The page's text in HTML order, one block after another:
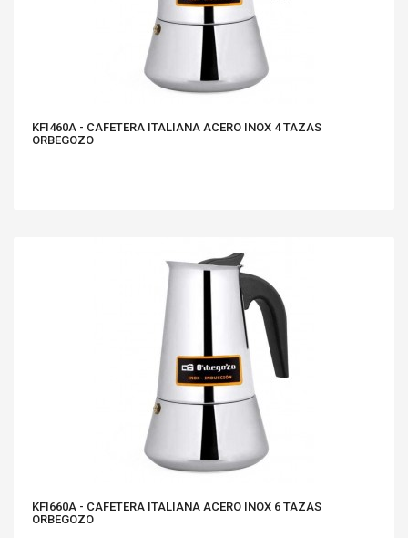
KFI460A - CAFETERA ITALIANA ACERO INOX 4 TAZAS
ORBEGOZO
KFI660A - CAFETERA ITALIANA ACERO INOX 6 TAZAS
ORBEGOZO